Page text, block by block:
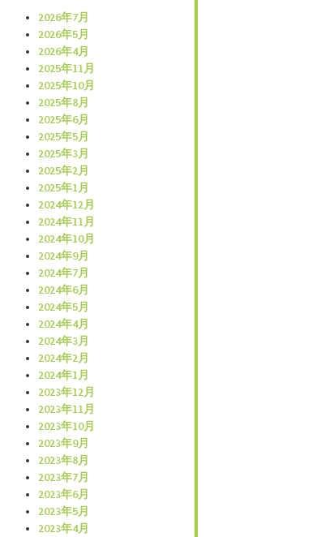
2026年7月
2026年5月
2026年4月
2025年11月
2025年10月
2025年8月
2025年6月
2025年5月
2025年3月
2025年2月
2025年1月
2024年12月
2024年11月
2024年10月
2024年9月
2024年7月
2024年6月
2024年5月
2024年4月
2024年3月
2024年2月
2024年1月
2023年12月
2023年11月
2023年10月
2023年9月
2023年8月
2023年7月
2023年6月
2023年5月
2023年4月